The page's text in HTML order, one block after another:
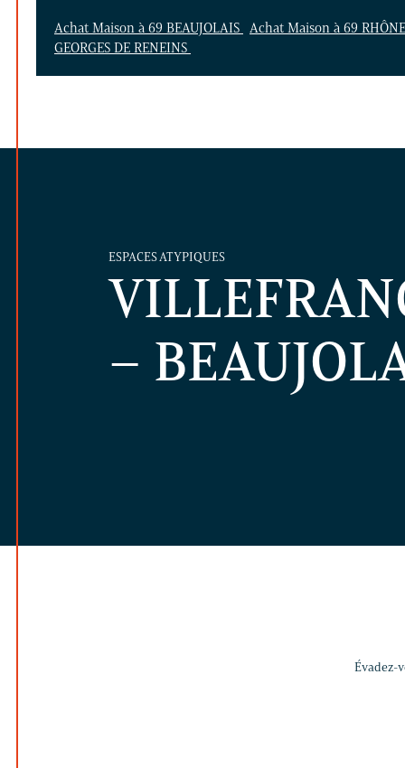
Achat Maison à 69 BEAUJOLAIS
Achat Maison à 69
GEORGES DE RENEINS
ESPACES ATYPIQUES
–
Évadez-